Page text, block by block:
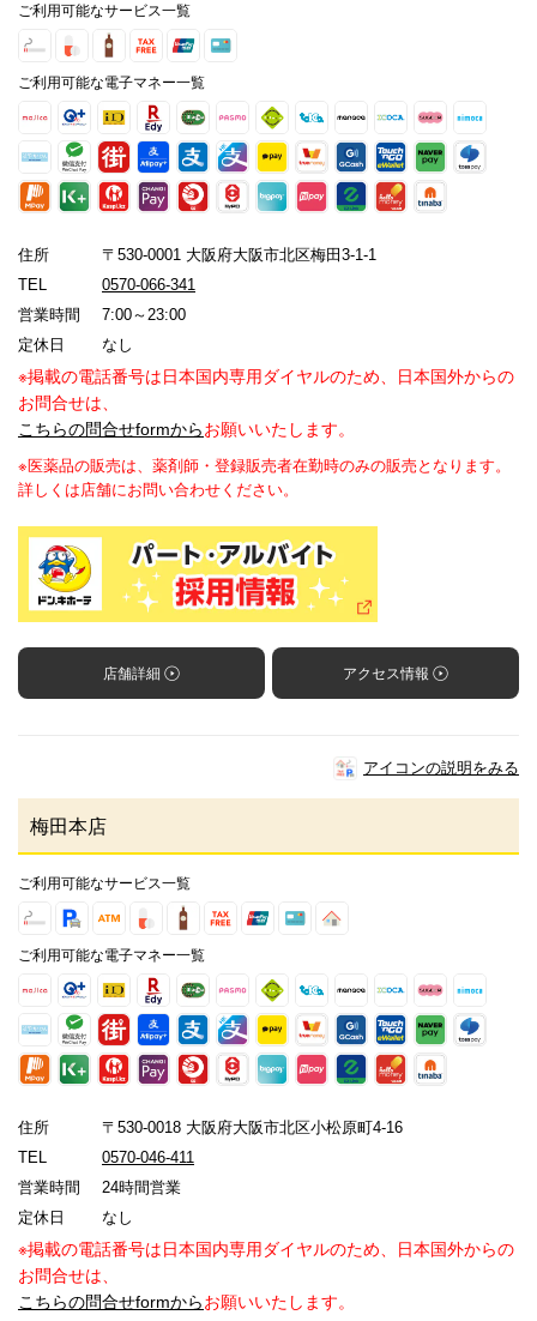
ご利用可能なサービス一覧
ご利用可能な電子マネー一覧
住所
〒530-0001 大阪府大阪市北区梅田3-1-1
TEL
0570-066-341
営業時間
7:00～23:00
定休日
なし
※掲載の電話番号は日本国内専用ダイヤルのため、日本国外からの
お問合せは、
こちらの問合せformからお願いいたします。
※医薬品の販売は、薬剤師・登録販売者在勤時のみの販売となります。
詳しくは店舗にお問い合わせください。
店舗詳細 アクセス情報
アイコンの説明をみる
梅田本店
ご利用可能なサービス一覧
ご利用可能な電子マネー一覧
住所
〒530-0018 大阪府大阪市北区小松原町4-16
TEL
0570-046-411
営業時間
24時間営業
定休日
なし
※掲載の電話番号は日本国内専用ダイヤルのため、日本国外からの
お問合せは、
こちらの問合せformからお願いいたします。